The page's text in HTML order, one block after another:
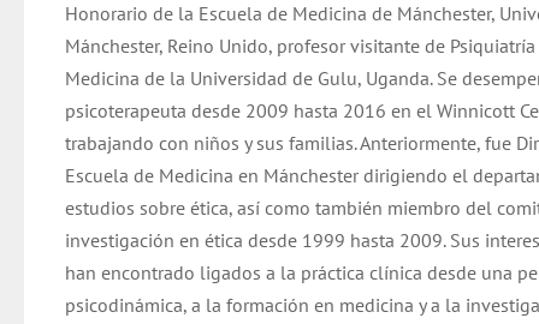
Honorario de la Escuela de Medicina de Mánchester,
Mánchester, Reino Unido, profesor visitante de
Medicina de la Universidad de Gulu, Uganda. Se
psicoterapeuta desde 2009 hasta 2016 en el Winnicott
trabajando con niños y sus familias. Anteriormente, fue
Escuela de Medicina en Mánchester dirigiendo el
estudios sobre ética, así como también miembro del
investigación en ética desde 1999 hasta 2009. Sus
han encontrado ligados a la práctica clínica desde una
psicodinámica, a la formación en medicina y a la